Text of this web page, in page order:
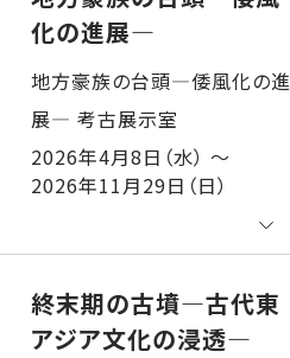
化の進展―
地方豪族の台頭―倭風化の進展― 考古展示室
2026年4月8日（水） ～
2026年11月29日（日）
終末期の古墳―古代東
アジア文化の浸透―